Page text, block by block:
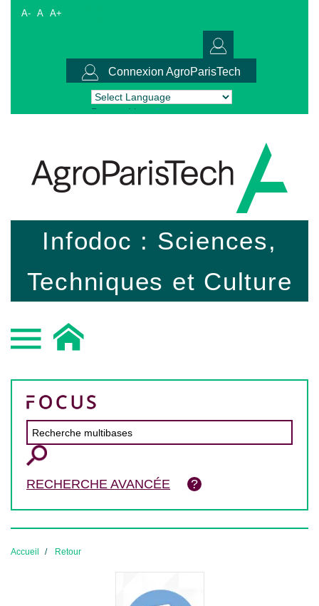
A- A A+
Connexion AgroParisTech
Powered by Translate
Infodoc : Sciences,
Techniques et Culture
RECHERCHE AVANCÉE
Accueil Retour